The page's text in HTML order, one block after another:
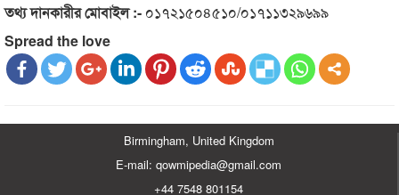
তথ্য দানকারীর মোবাইল :- ০১৭২১৫০৪৫১০/০১৭১১৩২৯৬৯৯
Spread the love
Birmingham, United Kingdom
E-mail: qowmipedia@gmail.com
+44 7548 801154